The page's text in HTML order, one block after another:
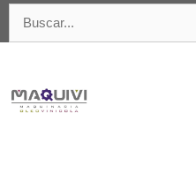
Saltar
contenido